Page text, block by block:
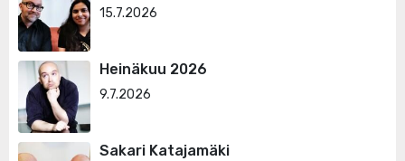
15.7.2026
Heinäkuu 2026
9.7.2026
Sakari Katajamäki